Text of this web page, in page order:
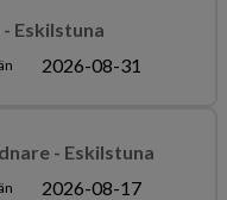
Eskilstuna
2026-08-31
- Eskilstuna
2026-08-17